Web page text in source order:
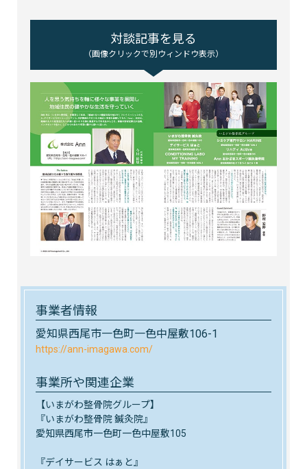
対談記事を見る
（画像クリックで別ウィンドウ表示）
事業者情報
愛知県西尾市一色町一色中屋敷106-1
https://ann-imagawa.com/
事業所や関連企業
【いまがわ整骨院グループ】
『いまがわ整骨院 鍼灸院』
愛知県西尾市一色町一色中屋敷105
『デイサービス はぁと』